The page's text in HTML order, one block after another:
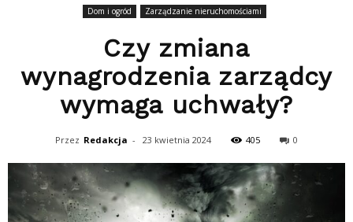
Dom i ogród Zarządzanie nieruchomościami
Czy zmiana
wynagrodzenia zarządcy
wymaga uchwały?
Przez Redakcja - 23 kwietnia 2024 405 0